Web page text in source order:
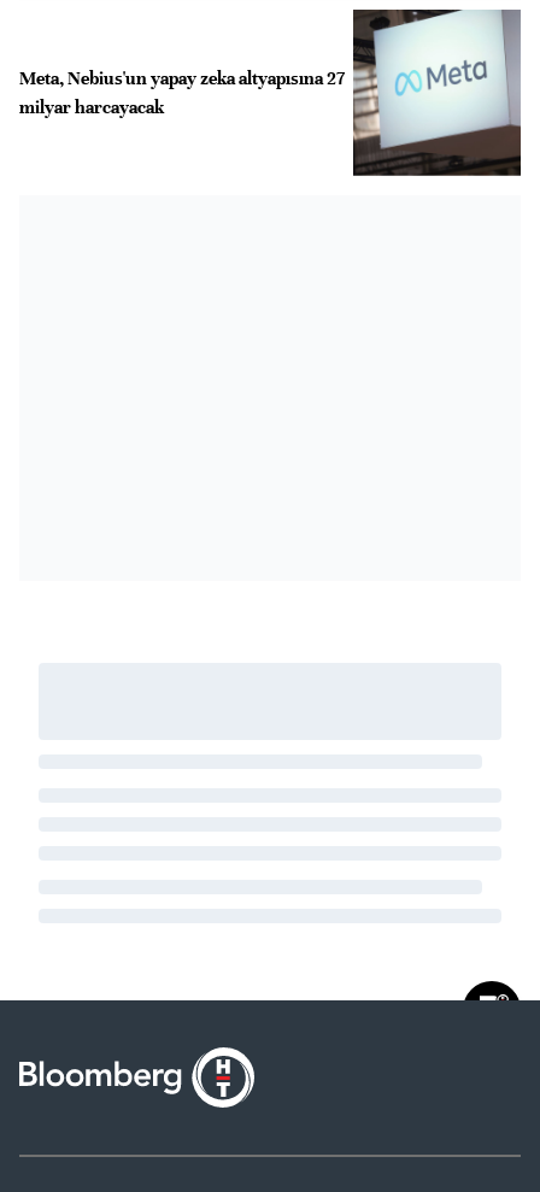
Meta, Nebius'un yapay zeka altyapısına 27
milyar harcayacak